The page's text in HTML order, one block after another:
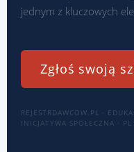
jednym z kluczowych
Zgłoś swoją
REJESTRDAWCOW.PL ·
INICJATYWA SPOŁECZNA ·